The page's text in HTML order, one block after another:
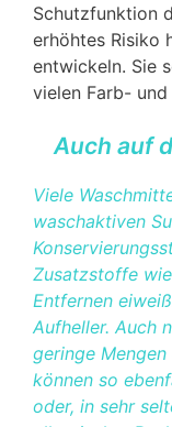
Schutzfunktion
erhöhtes Risiko
entwickeln. Sie
vielen Farb-
Auch auf
Viele
waschaktiven
Zusatzstoffe
Entfernen
Aufheller. Auch
geringe
können so
oder, in sehr